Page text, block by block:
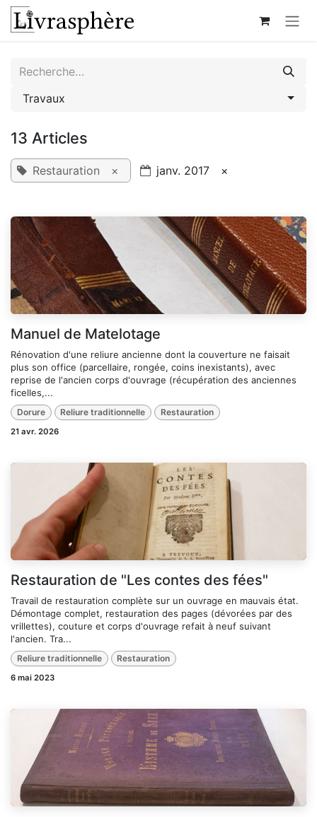
Se rendre au contenu
Travaux
13 Articles
Restauration × janv. 2017 ×
Manuel de Matelotage
Rénovation d'une reliure ancienne dont la couverture ne faisait
plus son office (parcellaire, rongée, coins inexistants), avec
reprise de l'ancien corps d'ouvrage (récupération des anciennes
ficelles,...
Dorure Reliure traditionnelle Restauration
21 avr. 2026
Restauration de "Les contes des fées"
Travail de restauration complète sur un ouvrage en mauvais état.
Démontage complet, restauration des pages (dévorées par des
vrillettes), couture et corps d'ouvrage refait à neuf suivant
l'ancien. Tra...
Reliure traditionnelle Restauration
6 mai 2023